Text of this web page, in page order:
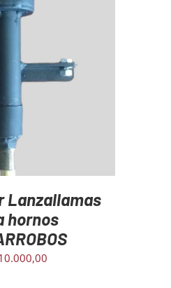
/ DETAILS
Lanzallamas
hornos